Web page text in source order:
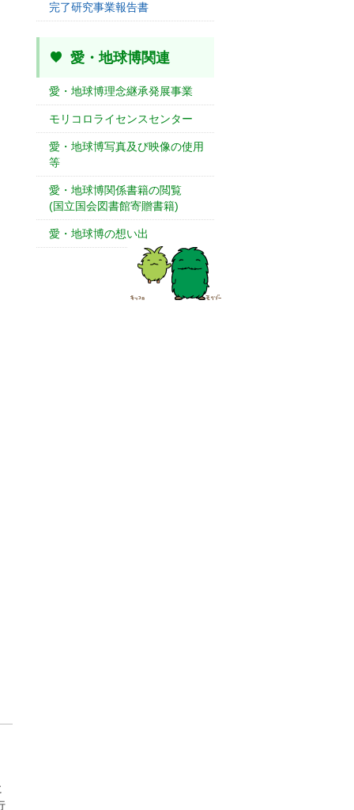
完了研究事業報告書
愛・地球博関連
愛・地球博理念継承発展事業
モリコロライセンスセンター
愛・地球博写真及び映像の使用
等
愛・地球博関係書籍の閲覧
(国立国会図書館寄贈書籍)
愛・地球博の想い出